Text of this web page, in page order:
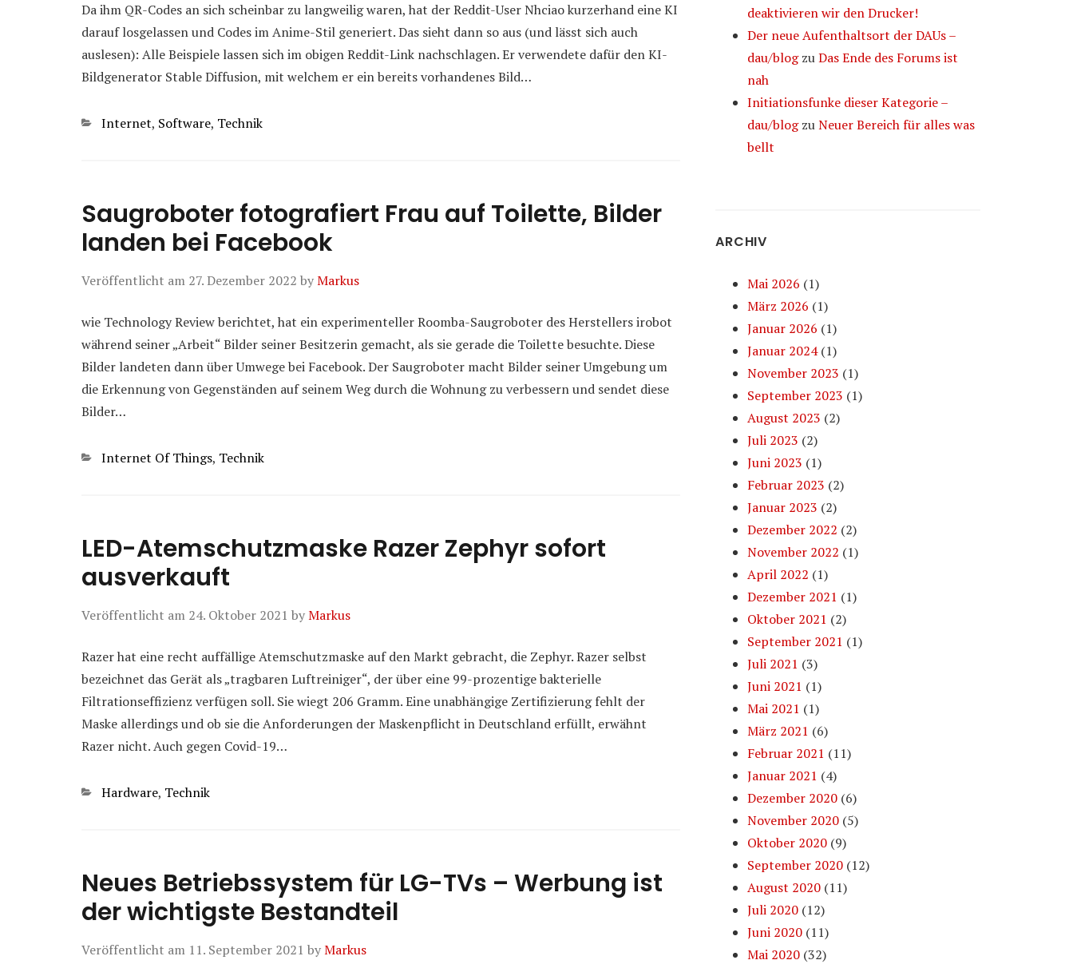
Da ihm QR-Codes an sich scheinbar zu langweilig waren, hat der Reddit-User Nhciao kurzerhand eine KI
darauf losgelassen und Codes im Anime-Stil generiert. Das sieht dann so aus (und lässt sich auch
auslesen): Alle Beispiele lassen sich im obigen Reddit-Link nachschlagen. Er verwendete dafür den KI-
Bildgenerator Stable Diffusion, mit welchem er ein bereits vorhandenes Bild…
Kategorien
Internet, Software, Technik
Saugroboter fotografiert Frau auf Toilette, Bilder
landen bei Facebook
Veröffentlicht am 27. Dezember 2022 byMarkus
wie Technology Review berichtet, hat ein experimenteller Roomba-Saugroboter des Herstellers irobot
während seiner „Arbeit“ Bilder seiner Besitzerin gemacht, als sie gerade die Toilette besuchte. Diese
Bilder landeten dann über Umwege bei Facebook. Der Saugroboter macht Bilder seiner Umgebung um
die Erkennung von Gegenständen auf seinem Weg durch die Wohnung zu verbessern und sendet diese
Bilder…
Kategorien
Internet Of Things, Technik
LED-Atemschutzmaske Razer Zephyr sofort
ausverkauft
Veröffentlicht am 24. Oktober 2021 byMarkus
Razer hat eine recht auffällige Atemschutzmaske auf den Markt gebracht, die Zephyr. Razer selbst
bezeichnet das Gerät als „tragbaren Luftreiniger“, der über eine 99-prozentige bakterielle
Filtrationseffizienz verfügen soll. Sie wiegt 206 Gramm. Eine unabhängige Zertifizierung fehlt der
Maske allerdings und ob sie die Anforderungen der Maskenpflicht in Deutschland erfüllt, erwähnt
Razer nicht. Auch gegen Covid-19…
Kategorien
Hardware, Technik
Neues Betriebssystem für LG-TVs – Werbung ist
der wichtigste Bestandteil
Veröffentlicht am 11. September 2021 byMarkus
deaktivieren wir den Drucker!
Der neue Aufenthaltsort der DAUs –
dau/blogzuDas Ende des Forums ist
nah
Initiationsfunke dieser Kategorie –
dau/blogzuNeuer Bereich für alles was
bellt
ARCHIV
Mai 2026 (1)
März 2026 (1)
Januar 2026 (1)
Januar 2024(1)
November 2023 (1)
September 2023 (1)
August 2023 (2)
Juli 2023 (2)
Juni 2023 (1)
Februar 2023 (2)
Januar 2023 (2)
Dezember 2022 (2)
November 2022 (1)
April 2022 (1)
Dezember 2021 (1)
Oktober 2021 (2)
September 2021 (1)
Juli 2021 (3)
Juni 2021 (1)
Mai 2021 (1)
März 2021 (6)
Februar 2021 (11)
Januar 2021 (4)
Dezember 2020 (6)
November 2020 (5)
Oktober 2020 (9)
September 2020 (12)
August 2020 (11)
Juli 2020 (12)
Juni 2020 (11)
Mai 2020 (32)